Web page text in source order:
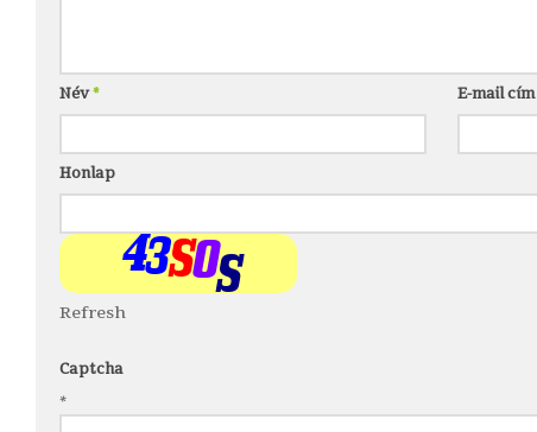
Név* E-mail cím
Honlap
Refresh
Captcha
*